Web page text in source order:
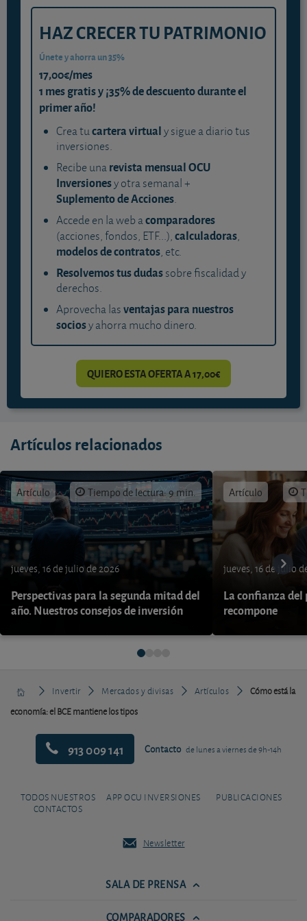
HAZ CRECER TU PATRIMONIO
Únete y ahorra un 35%
17,00€/mes
1 mes gratis y ¡35% de descuento durante el
primer año!
Crea tucartera virtualy sigue a diario tus
inversiones.
Recibe unarevista mensual OCU
Inversionesy otra semanal +
Suplemento de Acciones.
Accede en la web acomparadores
(acciones, fondos, ETF...),calculadoras,
modelos de contratos, etc.
Resolvemos tus dudassobre fiscalidad y
derechos.
Aprovecha lasventajas para nuestros
sociosy ahorra mucho dinero.
QUIERO ESTA OFERTA A 17,00€
Artículos relacionados
Artículo Tiempo de lectura: 9 min.
jueves, 16 de julio de 2026
Perspectivas para la segunda mitad del
año. Nuestros consejos de inversión
Artículo
jueves, 16 de julio
La confianza del
recompone
Invertir Mercados y divisas Artículos
Cómo está la
economía: el BCE mantiene los tipos
913 009 141 Contacto de lunes a viernes de 9h-14h
TODOS NUESTROS
CONTACTOS
APP OCU INVERSIONES PUBLICACIONES
Newsletter
SALA DE PRENSA
COMPARADORES